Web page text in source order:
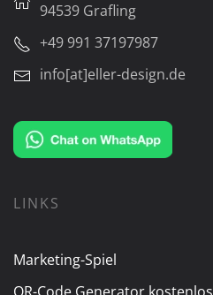
94539 Grafling
+49 991 37197987
info[at]eller-design.de
LINKS
Marketing-Spiel